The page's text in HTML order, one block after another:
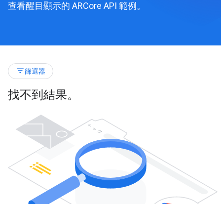
查看醒目顯示的 ARCore API 範例。
filter_list篩選器
找不到結果。